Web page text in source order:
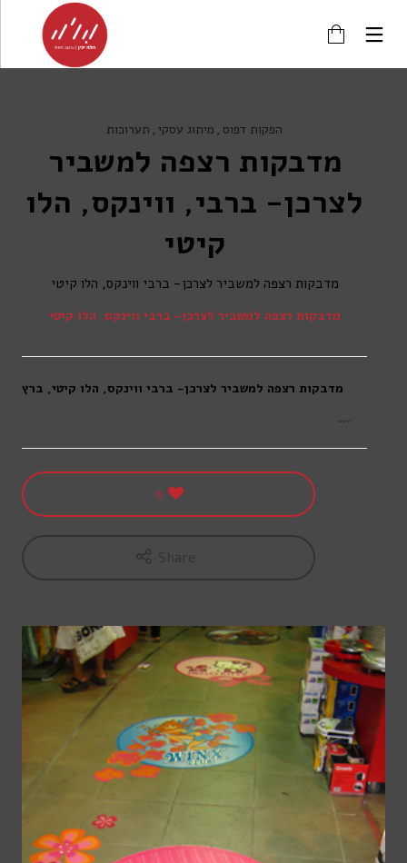
הפקות דפוס מיתוג עסקי תערוכות
מדבקות רצפה למשביר
לצרכן- ברבי, ווינקס, הלו
קיטי
מדבקות רצפה למשביר לצרכן- ברבי ווינקס, הלו קיטי
מדבקות רצפה למשביר לצרכן- ברבי ווינקס, הלו קיטי
מדבקות רצפה למשביר לצרכן- ברבי ווינקס, הלו קיטי, ברץ
0